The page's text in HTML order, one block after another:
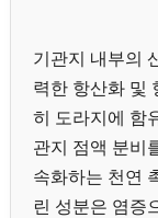
기관지 내부의
력한 항산화 및
히 도라지에 함
관지 점액 분비
속화하는 천연
린 성분은 염증